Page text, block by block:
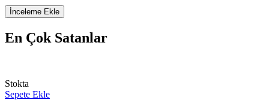
En Çok Satanlar
Stokta
Sepete Ekle